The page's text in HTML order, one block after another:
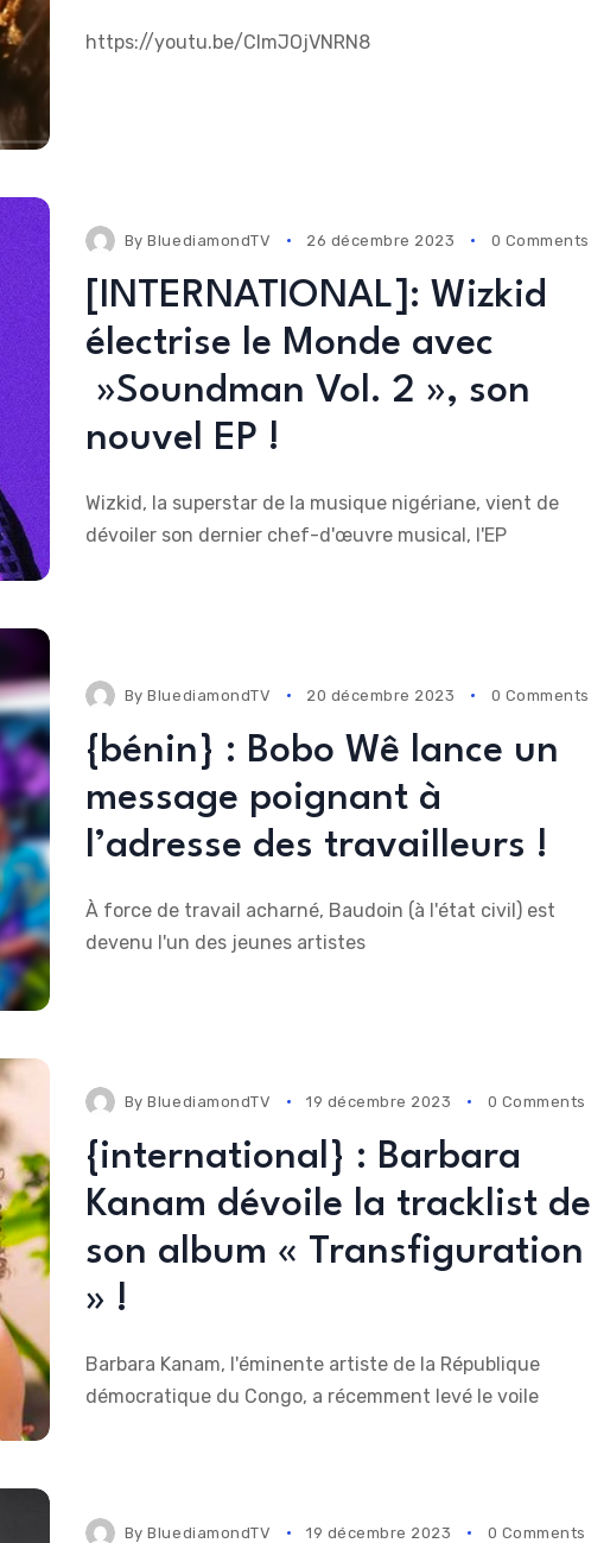
https://youtu.be/CImJOjVNRN8
ByBluediamondTV 26 décembre 2023 0 Comments
[INTERNATIONAL]: Wizkid
électrise le Monde avec
»Soundman Vol. 2 », son
nouvel EP !
Wizkid, la superstar de la musique nigériane, vient de
dévoiler son dernier chef-d'œuvre musical, l'EP
ByBluediamondTV 20 décembre 2023 0 Comments
{bénin} : Bobo Wê lance un
message poignant à
l’adresse des travailleurs !
À force de travail acharné, Baudoin (à l'état civil) est
devenu l'un des jeunes artistes
ByBluediamondTV 19 décembre 2023 0 Comments
{international} : Barbara
Kanam dévoile la tracklist de
son album « Transfiguration
» !
Barbara Kanam, l'éminente artiste de la République
démocratique du Congo, a récemment levé le voile
ByBluediamondTV 19 décembre 2023 0 Comments